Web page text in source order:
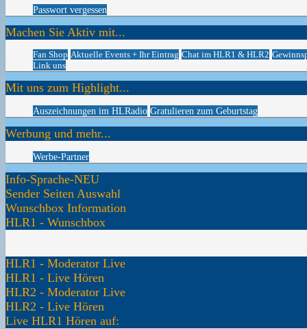
Passwort vergessen
Machen Sie Aktiv mit...
Fan Shop Aktuelle Events + Ihr Eintrag Chat im HLR1 & HLR2
Link uns
Mit uns zum Highlight...
Auszeichnungen im HLRadio Gratulieren zum Geburtstag
Werbung und mehr...
Werbe-Partner
Info-Sprache-NEU
Sender Seiten Auswahl
Wunschbox Information
HLR1 - Wunschbox
HLR1 - Moderator Live
HLR1 - Live Hören
HLR2 - Moderator Live
HLR2 - Live Hören
Live HLR1 Hören auf: